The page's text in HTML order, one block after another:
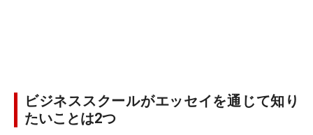
ビジネススクールがエッセイを通じて知り
たいことは2つ